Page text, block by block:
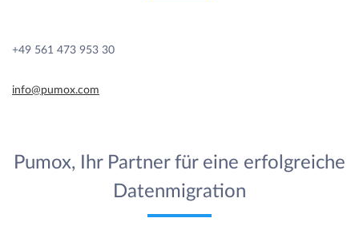
+49 561 473 953 30
info@pumox.com
Pumox, Ihr Partner für eine erfolgreiche
Datenmigration